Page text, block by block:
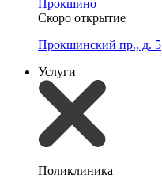
Прокшино
Скоро открытие
Прокшинский пр., д. 5
Услуги
Поликлиника